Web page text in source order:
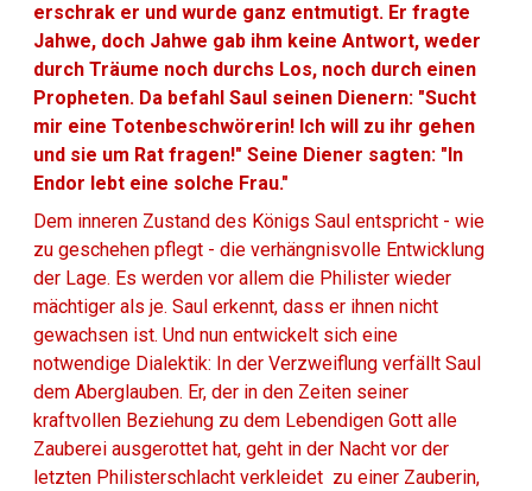
erschrak er und wurde ganz entmutigt. Er fragte
Jahwe, doch Jahwe gab ihm keine Antwort, weder
durch Träume noch durchs Los, noch durch einen
Propheten. Da befahl Saul seinen Dienern: "Sucht
mir eine Totenbeschwörerin! Ich will zu ihr gehen
und sie um Rat fragen!" Seine Diener sagten: "In
Endor lebt eine solche Frau."
Dem inneren Zustand des Königs Saul entspricht - wie
zu geschehen pflegt - die verhängnisvolle Entwicklung
der Lage. Es werden vor allem die Philister wieder
mächtiger als je. Saul erkennt, dass er ihnen nicht
gewachsen ist. Und nun entwickelt sich eine
notwendige Dialektik: In der Verzweiflung verfällt Saul
dem Aberglauben. Er, der in den Zeiten seiner
kraftvollen Beziehung zu dem Lebendigen Gott alle
Zauberei ausgerottet hat, geht in der Nacht vor der
letzten Philisterschlacht verkleidet zu einer Zauberin,